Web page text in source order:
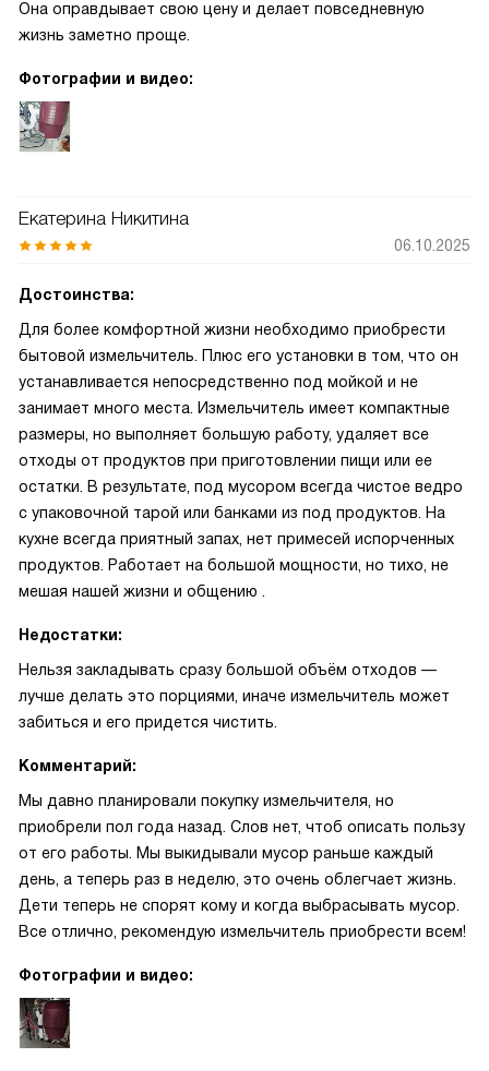
Она оправдывает свою цену и делает повседневную
жизнь заметно проще.
Фотографии и видео:
Екатерина Никитина
06.10.2025
Достоинства:
Для более комфортной жизни необходимо приобрести
бытовой измельчитель. Плюс его установки в том, что он
устанавливается непосредственно под мойкой и не
занимает много места. Измельчитель имеет компактные
размеры, но выполняет большую работу, удаляет все
отходы от продуктов при приготовлении пищи или ее
остатки. В результате, под мусором всегда чистое ведро
с упаковочной тарой или банками из под продуктов. На
кухне всегда приятный запах, нет примесей испорченных
продуктов. Работает на большой мощности, но тихо, не
мешая нашей жизни и общению .
Недостатки:
Нельзя закладывать сразу большой объём отходов —
лучше делать это порциями, иначе измельчитель может
забиться и его придется чистить.
Комментарий:
Мы давно планировали покупку измельчителя, но
приобрели пол года назад. Слов нет, чтоб описать пользу
от его работы. Мы выкидывали мусор раньше каждый
день, а теперь раз в неделю, это очень облегчает жизнь.
Дети теперь не спорят кому и когда выбрасывать мусор.
Все отлично, рекомендую измельчитель приобрести всем!
Фотографии и видео: